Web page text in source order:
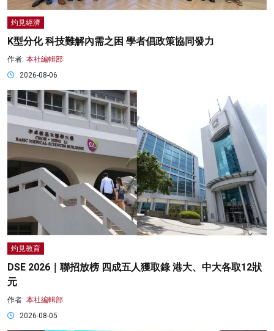
灼見經濟
K型分化 科技難解內需之困 學者倡政策協同發力
作者: 本社編輯部
2026-08-06
灼見教育
DSE 2026｜聯招放榜 四成五人獲取錄 港大、中大各取12狀
元
作者: 本社編輯部
2026-08-05